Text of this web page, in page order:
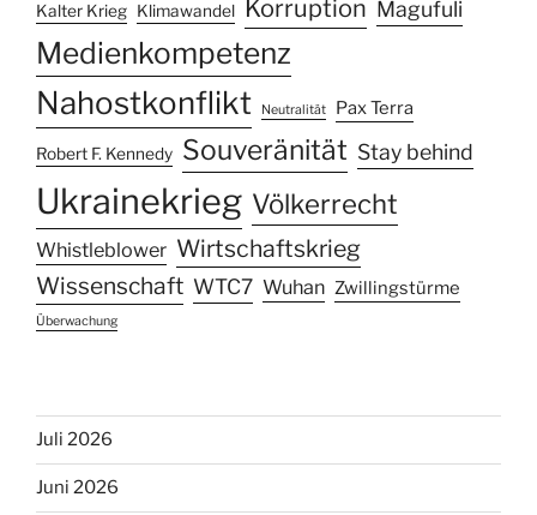
Kalter Krieg Klimawandel Korruption Magufuli
Medienkompetenz
Nahostkonflikt Neutralität Pax Terra
Robert F. Kennedy Souveränität Stay behind
Ukrainekrieg Völkerrecht
Whistleblower Wirtschaftskrieg
Wissenschaft WTC7 Wuhan Zwillingstürme
Überwachung
Juli 2026
Juni 2026